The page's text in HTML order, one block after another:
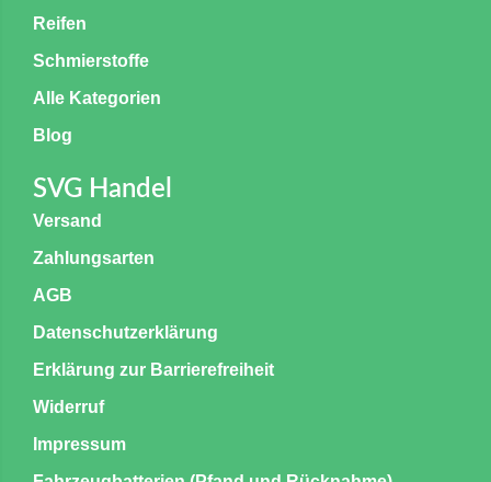
Reifen
Schmierstoffe
Alle Kategorien
Blog
SVG Handel
Versand
Zahlungsarten
AGB
Datenschutzerklärung
Erklärung zur Barrierefreiheit
Widerruf
Impressum